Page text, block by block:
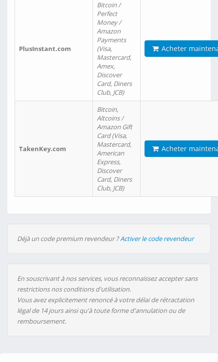
PlusInstant.com
Bitcoin /
Perfect
Money /
Amazon
Payments
(Visa,
Mastercard,
Amex,
Discover
Card, Diners
Club, JCB)
Acheter
TakenKey.com
Bitcoin,
Altcoins /
Amazon Gift
Card (Visa,
Mastercard,
American
Express,
Discover
Card, Diners
Club, JCB)
Acheter
Déjà un code premium revendeur ?Activer le code revendeur
En souscrivant à nos services, vous reconnaissez accepter sans
restrictions nos conditions d'utilisation.
Vous avez explicitement renoncé à votre délai de rétractation
légal de 14 jours ainsi qu'à toute forme d'annulation ou de
remboursement.